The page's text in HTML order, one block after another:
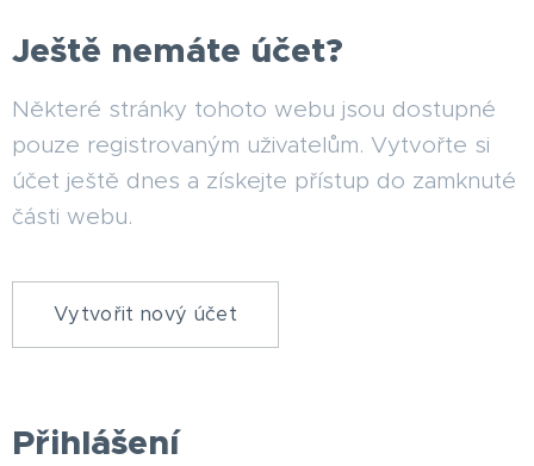
Ještě nemáte účet?
Některé stránky tohoto webu jsou dostupné
pouze registrovaným uživatelům. Vytvořte si
účet ještě dnes a získejte přístup do zamknuté
části webu.
Vytvořit nový účet
Přihlášení